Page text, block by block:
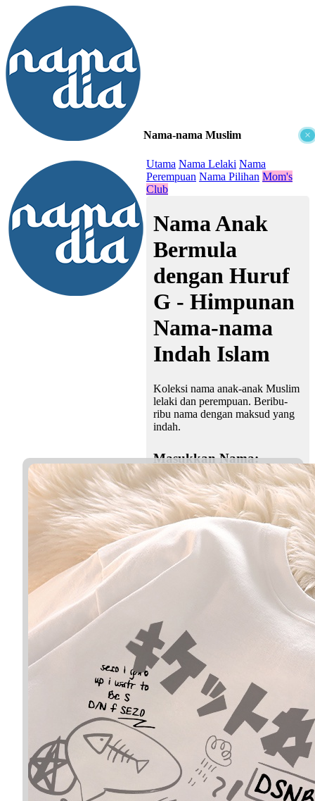
×
Nama-nama Muslim
Utama Nama Lelaki Nama
Perempuan Nama Pilihan Mom's
Club
Nama Anak
Bermula
dengan Huruf
G - Himpunan
Nama-nama
Indah Islam
Koleksi nama anak-anak Muslim
lelaki dan perempuan. Beribu-
ribu nama dengan maksud yang
indah.
Masukkan Nama: